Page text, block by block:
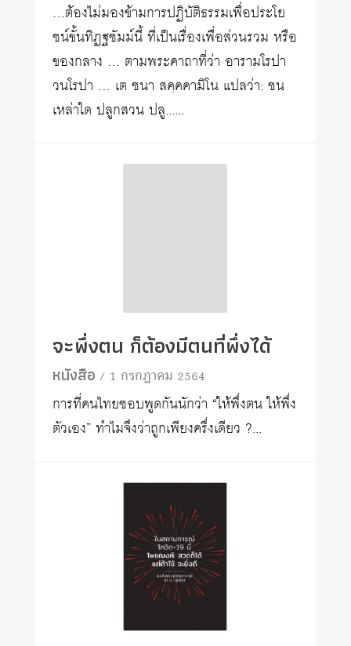
…ต้องไม่มองข้ามการปฏิบัติธรรมเพื่อประโย
ชน์ขั้นทิฏฐชัมม์นี้ ที่เป็นเรื่องเพื่อส่วนรวม หรือ
ของกลาง … ตามพระคาถาที่ว่า อารามโรปา
วนโรปา … เต ชนา สคฺคคามิโน แปลว่า: ชน
เหล่าใด ปลูกสวน ปลู......
จะพึ่งตน ก็ต้องมีตนที่พึ่งได้
หนังสือ/ 1 กรกฎาคม 2564
การที่คนไทยชอบพูดกันนักว่า “ให้พึ่งตน ให้พึ่ง
ตัวเอง” ทำไมจึงว่าถูกเพียงครึ่งเดียว ?...